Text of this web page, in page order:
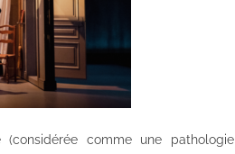
comme une pathologie